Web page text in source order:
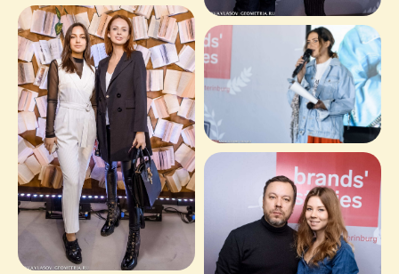
Оставьте свои
контакты, и мы
добавим перцав ваш
проект!